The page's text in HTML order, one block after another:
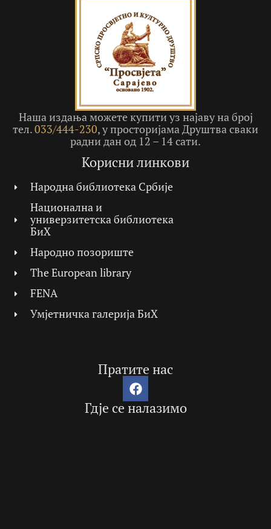
Наша издања можете купити уз најаву на број
тел.033/444-230, у просторијама Друштва сваки
радни дан од 12 – 14 сати.
Корисни линкови
Народна библиотека Србије
Национална и
универзитетска библиотека
БиХ
Народно позориште
The European library
FENA
Умјетничка галерија БиХ
Пратите нас
Гдје се налазимо